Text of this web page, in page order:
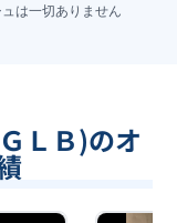
は一切ありません
ＬＢ)のオ